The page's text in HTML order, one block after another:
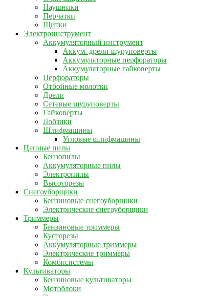
Наушники
Перчатки
Щитки
Электроинструмент
Аккумуляторный инструмент
Аккум. дрели-шуруповерты
Аккумуляторные перфораторы
Аккумуляторные гайковерты
Перфораторы
Отбойные молотки
Дрели
Сетевые шуруповерты
Гайковерты
Лобзики
Шлифмашины
Угловые шлифмашины
Цепные пилы
Бензопилы
Аккумуляторные пилы
Электропилы
Высоторезы
Снегоуборщики
Бензиновые снегоуборщики
Электрические снегоуборщики
Триммеры
Бензиновые триммеры
Кусторезы
Аккумуляторные триммеры
Электрические триммеры
Комбисистемы
Культиваторы
Бензиновые культиваторы
Мотоблоки